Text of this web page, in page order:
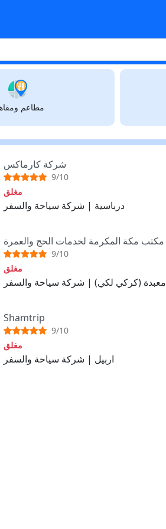
مطاعم
شركة كارماكس
9/10
مغلق
درباسية | شركة سياحة والسفر
مكتب مكة المكرمة لخدمات الحج والعمرة
9/10
مغلق
معبدة (كركي لكي) | شركة سياحة والسفر
Shamtrip
9/10
مغلق
اربيل | شركة سياحة والسفر